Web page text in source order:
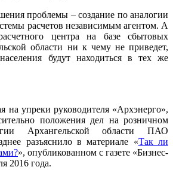
проблемы – создание по аналогии
расчетов независимым агентом. А
центра на базе сбытовых
области ни к чему не приведет,
будут находиться в тех же
на упреки руководителя «Архэнерго»,
положения дел на розничном
Архангельской области ПАО
разъяснило в материале «Так ли
», опубликованном с газете «Бизнес-
2016 года.